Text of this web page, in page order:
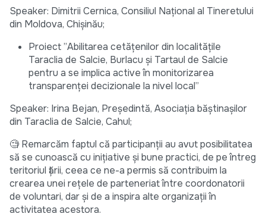
Speaker: Dimitrii Cernica, Consiliul Național al Tineretului
din Moldova, Chișinău;
Proiect ”Abilitarea cetățenilor din localitățile
Taraclia de Salcie, Burlacu și Tartaul de Salcie
pentru a se implica active în monitorizarea
transparenței decizionale la nivel local”
Speaker: Irina Bejan, Președintă, Asociația băștinașilor
din Taraclia de Salcie, Cahul;
🧐 Remarcăm faptul că participanții au avut posibilitatea
să se cunoască cu inițiative și bune practici, de pe întreg
teritoriul țării, ceea ce ne-a permis să contribuim la
crearea unei rețele de parteneriat între coordonatorii
de voluntari, dar și de a inspira alte organizații în
activitatea acestora.